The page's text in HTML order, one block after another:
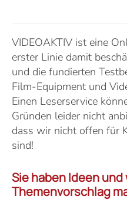
VIDEOAKTIV ist eine
erster Linie damit
und die fundierten
Film-Equipment und
Einen Leserservice
Gründen leider nicht
dass wir nicht offen für
sind!
Sie haben Ideen
Themenvorschlag